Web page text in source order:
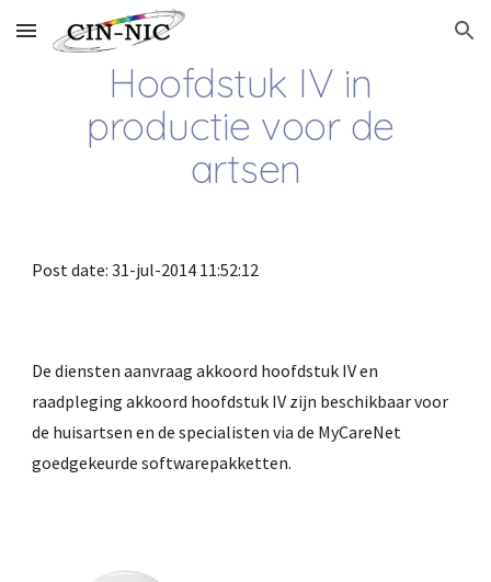
Skip to main content Skip to navigation
Hoofdstuk IV in
productie voor de
artsen
Post date: 31-jul-2014 11:52:12
De diensten aanvraag akkoord hoofdstuk IV en
raadpleging akkoord hoofdstuk IV zijn beschikbaar voor
de huisartsen en de specialisten via de MyCareNet
goedgekeurde softwarepakketten.